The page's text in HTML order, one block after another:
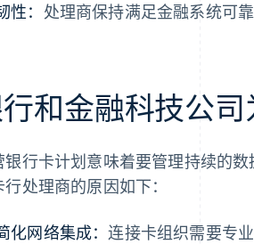
性： 处理商保持满足金融系统可
和金融科技公司
银行卡计划意味着要管理持续的
行处理商的原因如下：
化网络集成：连接卡组织需要专